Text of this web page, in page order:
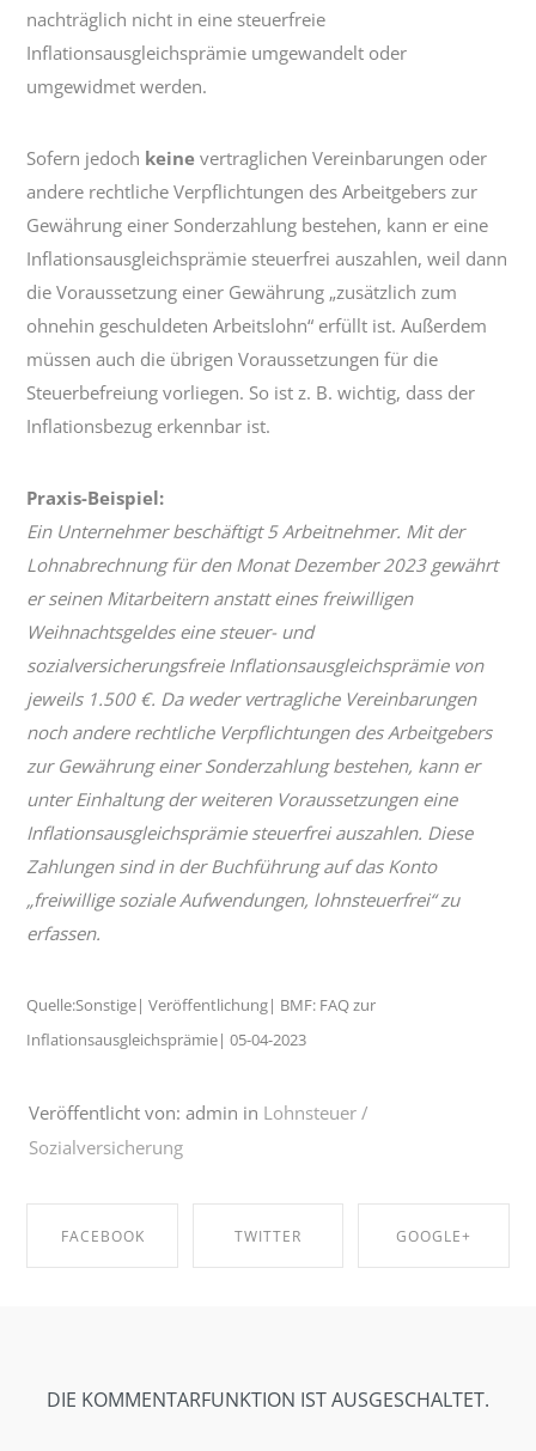
nachträglich nicht in eine steuerfreie
Inflationsausgleichsprämie umgewandelt oder
umgewidmet werden.
Sofern jedoch keine vertraglichen Vereinbarungen oder
andere rechtliche Verpflichtungen des Arbeitgebers zur
Gewährung einer Sonderzahlung bestehen, kann er eine
Inflationsausgleichsprämie steuerfrei auszahlen, weil dann
die Voraussetzung einer Gewährung „zusätzlich zum
ohnehin geschuldeten Arbeitslohn“ erfüllt ist. Außerdem
müssen auch die übrigen Voraussetzungen für die
Steuerbefreiung vorliegen. So ist z. B. wichtig, dass der
Inflationsbezug erkennbar ist.
Praxis-Beispiel:
Ein Unternehmer beschäftigt 5 Arbeitnehmer. Mit der
Lohnabrechnung für den Monat Dezember 2023 gewährt
er seinen Mitarbeitern anstatt eines freiwilligen
Weihnachtsgeldes eine steuer- und
sozialversicherungsfreie Inflationsausgleichsprämie von
jeweils 1.500 €. Da weder vertragliche Vereinbarungen
noch andere rechtliche Verpflichtungen des Arbeitgebers
zur Gewährung einer Sonderzahlung bestehen, kann er
unter Einhaltung der weiteren Voraussetzungen eine
Inflationsausgleichsprämie steuerfrei auszahlen. Diese
Zahlungen sind in der Buchführung auf das Konto
„freiwillige soziale Aufwendungen, lohnsteuerfrei“ zu
erfassen.
Quelle:Sonstige| Veröffentlichung| BMF: FAQ zur
Inflationsausgleichsprämie| 05-04-2023
Veröffentlicht von: admin in Lohnsteuer /
Sozialversicherung
FACEBOOK TWITTER GOOGLE+
DIE KOMMENTARFUNKTION IST AUSGESCHALTET.